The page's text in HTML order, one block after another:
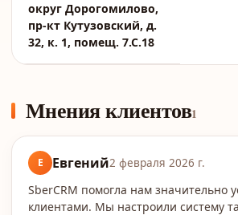
округ Дорогомилово,
пр-кт Кутузовский, д.
32, к. 1, помещ. 7.С.18
Мнения клиентов1
Е Евгений2 февраля 2026 г.
SberCRM помогла нам значительно
клиентами. Мы настроили систему